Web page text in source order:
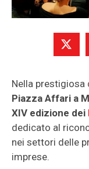
Nella prestigiosa
Piazza Affari a
XIV edizione dei
dedicato al
nei settori delle
imprese.